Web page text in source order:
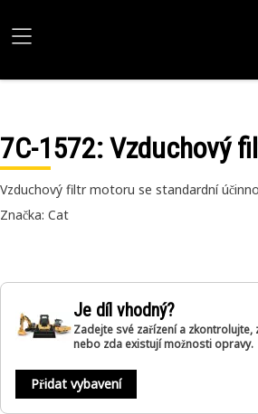
7C-1572: Vzduchový
Vzduchový filtr motoru se standardní
Značka: Cat
Je díl vhodný?
Zadejte své zařízení a
nebo zda existují možnosti opravy.
Přidat vybavení